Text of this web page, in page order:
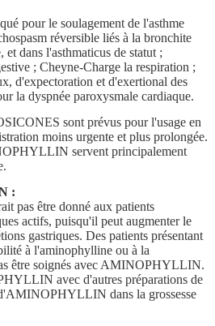
pour le soulagement de l'asthme
réversible liés à la bronchite
dans l'asthmaticus de statut ;
; Cheyne-Charge la respiration ;
d'expectoration et d'exertional des
la dyspnée paroxysmale cardiaque.
sont prévus pour l'usage en
moins urgente et plus prolongée.
servent principalement
:
pas être donné aux patients
actifs, puisqu'il peut augmenter le
gastriques. Des patients présentant
à l'aminophylline ou à la
être soignés avec AMINOPHYLLIN.
avec d'autres préparations de
dans la grossesse